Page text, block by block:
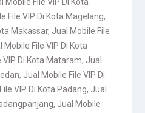
File VIP Di Kota Magelang,
Makassar, Jual Mobile File
Mobile File VIP Di Kota
VIP Di Kota Mataram, Jual
, Jual Mobile File VIP Di
VIP Di Kota Padang, Jual
, Jual Mobile